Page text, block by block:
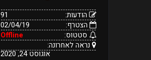
הודעות:
91
הצטרף:
02/04/19
סטטוס:
Offline
נראה לאחרונה:
אוגוסט 24, 2020